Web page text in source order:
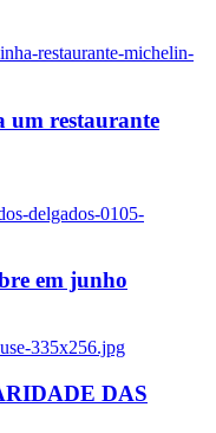
restaurante-michelin-
um restaurante
delgados-0105-
em junho
335x256.jpg
DAS